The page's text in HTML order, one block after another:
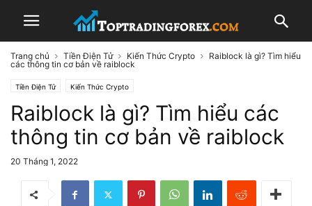
Trang chủ Tiền Điện Tử Kiến Thức Crypto
Raiblock là gì? Tìm hiểu
các thông tin cơ bản về raiblock
Tiền Điện Tử Kiến Thức Crypto
Raiblock là gì? Tìm hiểu các
thông tin cơ bản về raiblock
20 Tháng 1, 2022